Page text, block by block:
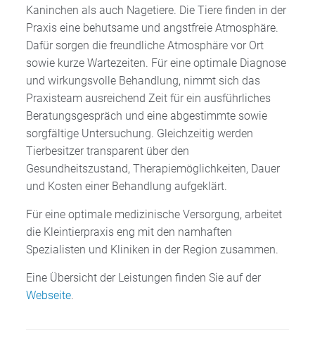
Kaninchen als auch Nagetiere. Die Tiere finden in der
Praxis eine behutsame und angstfreie Atmosphäre.
Dafür sorgen die freundliche Atmosphäre vor Ort
sowie kurze Wartezeiten. Für eine optimale Diagnose
und wirkungsvolle Behandlung, nimmt sich das
Praxisteam ausreichend Zeit für ein ausführliches
Beratungsgespräch und eine abgestimmte sowie
sorgfältige Untersuchung. Gleichzeitig werden
Tierbesitzer transparent über den
Gesundheitszustand, Therapiemöglichkeiten, Dauer
und Kosten einer Behandlung aufgeklärt.
Für eine optimale medizinische Versorgung, arbeitet
die Kleintierpraxis eng mit den namhaften
Spezialisten und Kliniken in der Region zusammen.
Eine Übersicht der Leistungen finden Sie auf der
Webseite.